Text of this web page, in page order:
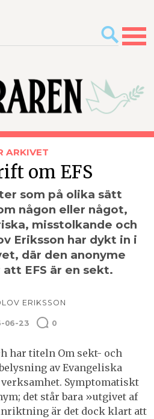
ARKIVET
om EFS
som på olika sätt
någon eller något,
misstolkande och
Eriksson har dykt in i
där den anonyme
EFS är en sekt.
ERIKSSON
06-23 0
har titeln Om sekt- och
av Evangeliska
Symptomatiskt
det står bara »utgivet af
är det dock klart att